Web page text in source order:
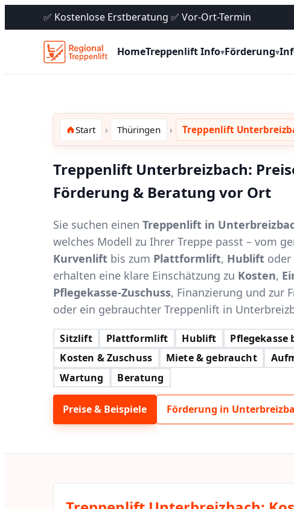
✅ Kostenlose Erstberatung ✅ Vor-Ort-Termin
HomeTreppenlift Info▾Förderung▾
Start Thüringen Treppenlift
Treppenlift Unterbreizbach:
Förderung & Beratung vor Ort
Sie suchen einen Treppenlift in
welches Modell zu Ihrer Treppe passt – vom
Kurvenlift bis zum Plattformlift, Hublift oder
erhalten eine klare Einschätzung zu Kosten,
Pflegekasse-Zuschuss, Finanzierung und zur
oder ein gebrauchter Treppenlift in
Sitzlift Plattformlift Hublift
Pflegekasse
Kosten & Zuschuss
Miete & gebraucht
Wartung
Beratung
Preise & Beispiele Förderung in